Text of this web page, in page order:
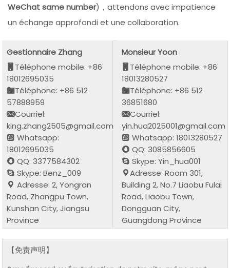
WeChat same number)，attendons avec impatience
un échange approfondi et une collaboration.
Gestionnaire Zhang
Téléphone mobile: +86
18012695035
Téléphone: +86 512
57888959
Courriel:
king.zhang2505@gmail.com
Whatsapp:
18012695035
QQ: 3377584302
Skype: Benz_009
Adresse: 2, Yongran
Road, Zhangpu Town,
Kunshan City, Jiangsu
Province
Monsieur Yoon
Téléphone mobile: +86
18013280527
Téléphone: +86 512
36851680
Courriel:
yin.hua2025001@gmail.com
Whatsapp: 18013280527
QQ: 3085856605
Skype: Yin_hua001
Adresse: Room 301,
Building 2, No.7 Liaobu Fulai
Road, Liaobu Town,
Dongguan City,
Guangdong Province
【免责声明】